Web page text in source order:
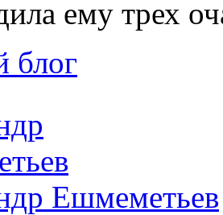
ему трех
блог
Ешмеметьев